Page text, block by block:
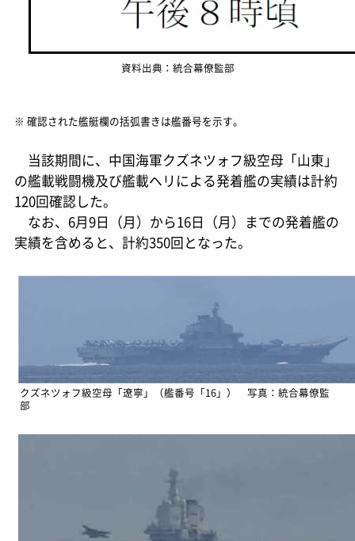
資料出典：統合幕僚監部
※ 確認された艦艇欄の括弧書きは艦番号を示す。
当該期間に、中国海軍クズネツォフ級空母「山東」
の艦載戦闘機及び艦載ヘリによる発着艦の実績は計約
120回確認した。
なお、6月9日（月）から16日（月）までの発着艦の
実績を含めると、計約350回となった。
クズネツォフ級空母「遼寧」（艦番号「16」） 写真：統合幕僚監
部